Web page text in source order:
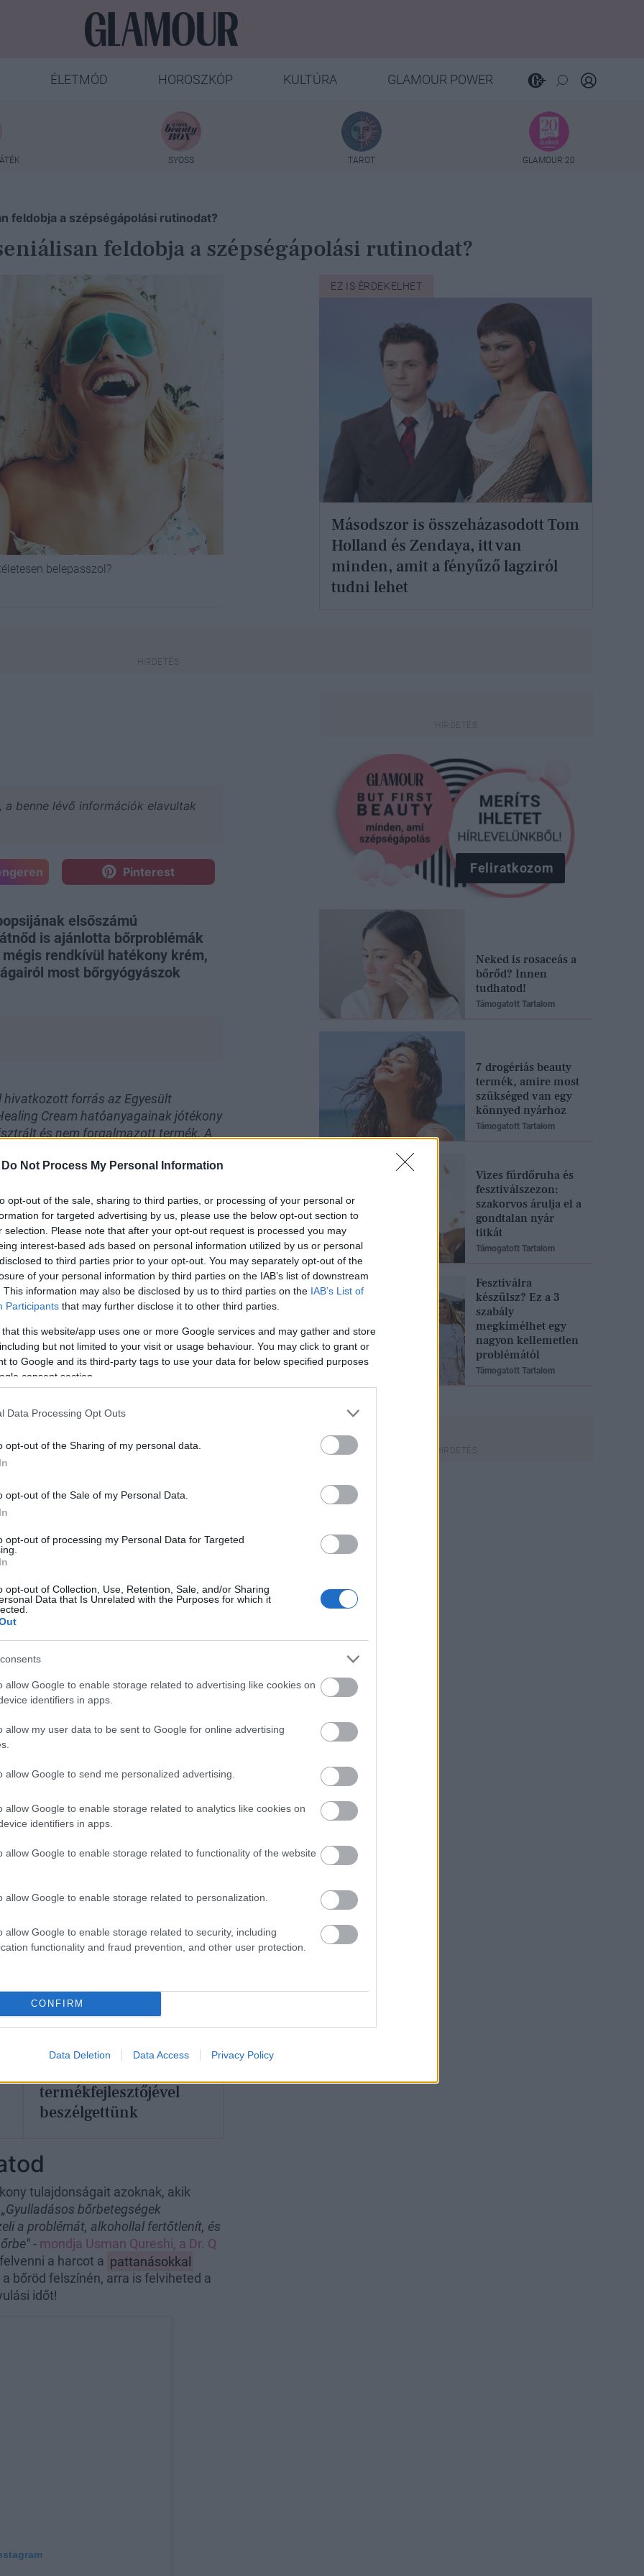
Do Not Process My Personal Information
opt-out of the sale, sharing to third parties, or processing of your personal or
for targeted advertising by us, please use the below opt-out section to
selection. Please note that after your opt-out request is processed you may
interest-based ads based on personal information utilized by us or personal
to third parties prior to your opt-out. You may separately opt-out of the
of your personal information by third parties on the IAB’s list of downstream
This information may also be disclosed by us to third parties on the IAB’s List of
Participants that may further disclose it to other third parties.
that this website/app uses one or more Google services and may gather and store
but not limited to your visit or usage behaviour. You may click to grant or
to Google and its third-party tags to use your data for below specified purposes
consent section.
Data Processing Opt Outs
opt-out of the Sharing of my personal data.
opt-out of the Sale of my Personal Data.
opt-out of processing my Personal Data for Targeted
opt-out of Collection, Use, Retention, Sale, and/or Sharing
Data that Is Unrelated with the Purposes for which it
allow Google to enable storage related to advertising like cookies on
identifiers in apps.
allow my user data to be sent to Google for online advertising
allow Google to send me personalized advertising.
allow Google to enable storage related to analytics like cookies on
identifiers in apps.
allow Google to enable storage related to functionality of the website
allow Google to enable storage related to personalization.
allow Google to enable storage related to security, including
functionality and fraud prevention, and other user protection.
CONFIRM
Data Deletion Data Access Privacy Policy
ÉLETMÓD HOROSZKÓP KULTÚRA GLAMOUR POWER
SYOSS TAROT GLAMOUR 20
feldobja a szépségápolási rutinodat?
feldobja a szépségápolási rutinodat?
belepasszol?
EZ IS ÉRDEKELHET
Másodszor is összeházasodott Tom
Holland és Zendaya, itt van
minden, amit a fényűző lagziról
tudni lehet
benne lévő információk elavultak
Pinterest
elsőszámú
is ajánlotta bőrproblémák
rendkívül hatékony krém,
most bőrgyógyászok
forrás az Egyesült
Cream hatóanyagainak jótékony
és nem forgalmazott termék. A
a cikk közzétételét követően
Magyarországon a Sudocrem
kozmetikumként van
Egyesült Királyságban gyógyszerként
a Teva Gyógyszergyár
tudományos háttérrel és
alaptartozéka a Sudocrem. Hosszú
szolgálta hűen a különféle
a legmakacsabb pattanásokig. Azt
tulajdonságai mellett sokrétűen
van szó, ami a
hatékony ahhoz, hogy változást
, hogy osszák meg
annak a bőrre gyakorolt jótékony
évfordulóját, amit egy
nek köszönhetünk. A krém már
sérülések kezelésénél, és szép
titkát a bőrgyógyászok sem
Clinic alapítója szerint
de én imádom. Többnyire
más jótékony hatása van még, és
hatása miatt
célravezető. Egy másik
kipirosodott, kirepedezett, sérült
Utóbbi miatt
és segít a bőrporblémák
alkalmazható
eltömítheti a pórusokat. A lanolin és a
bőrérzékenységet és allergiás
irritációt tapasztal, feltétlenül abba
Dr. Salome.
Tudtad, hogy itthon is
készülnek kimagasló
minőségű
kozmetikumok? Az
termékfejlesztőjével
beszélgettünk
tulajdonságait azoknak, akik
„Gyulladásos bőrbetegségek
a problémát, alkohollal fertőtlenít, és
- mondja Usman Qureshi, a Dr. Q
a harcot a pattanásokkal
a bőröd felszínén, arra is felviheted a
időt!
Feliratkozom
Neked is rosaceás a
bőrőd? Innen
tudhatod!
Támogatott Tartalom
7 drogériás beauty
termék, amire most
szükséged van egy
könnyed nyárhoz
Támogatott Tartalom
Vizes fürdőruha és
fesztiválszezon:
szakorvos árulja el a
gondtalan nyár
titkát
Támogatott Tartalom
Fesztiválra
készülsz? Ez a 3
szabály
megkímélhet egy
nagyon kellemetlen
problémától
Támogatott Tartalom